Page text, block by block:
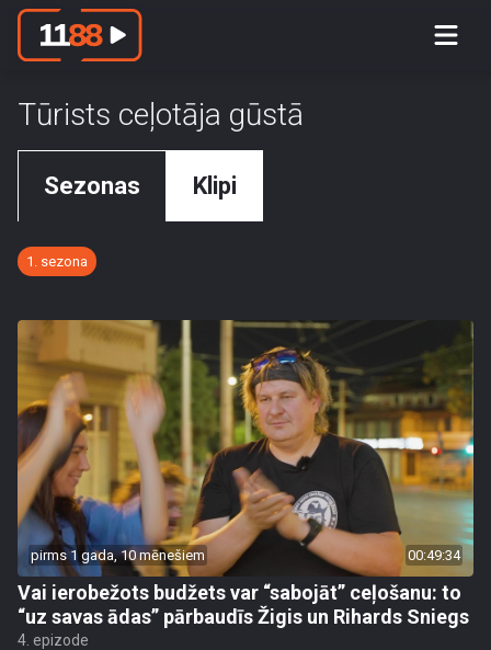
Tūrists ceļotāja gūstā
Sezonas Klipi
1. sezona
pirms 1 gada, 10 mēnešiem 00:49:34
Vai ierobežots budžets var “sabojāt” ceļošanu: to
“uz savas ādas” pārbaudīs Žigis un Rihards Sniegs
4. epizode